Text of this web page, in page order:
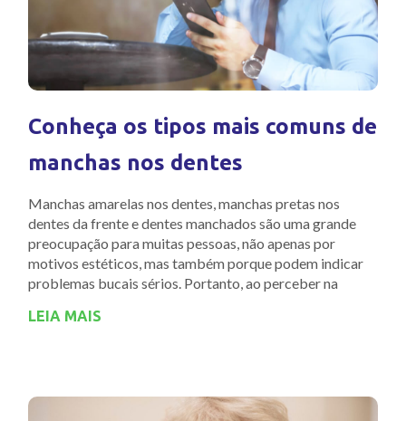
Conheça os tipos mais comuns de
manchas nos dentes
Manchas amarelas nos dentes, manchas pretas nos
dentes da frente e dentes manchados são uma grande
preocupação para muitas pessoas, não apenas por
motivos estéticos, mas também porque podem indicar
problemas bucais sérios. Portanto, ao perceber na
LEIA MAIS